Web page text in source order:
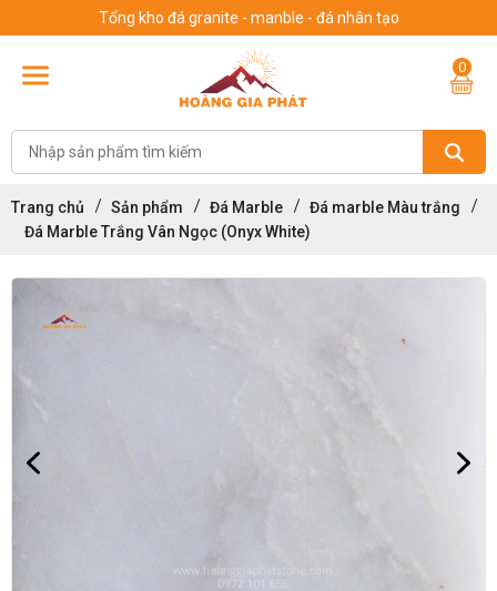
Tổng kho đá granite - manble - đá nhân tạo
0
Trang chủ Sản phẩm Đá Marble
Đá marble Màu trắng
Đá Marble Trắng Vân Ngọc (Onyx White)